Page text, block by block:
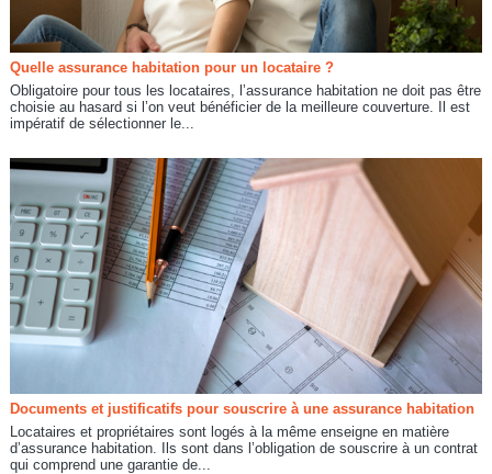
Quelle assurance habitation pour un locataire ?
Obligatoire pour tous les locataires, l’assurance habitation ne doit pas être
choisie au hasard si l’on veut bénéficier de la meilleure couverture. Il est
impératif de sélectionner le...
Documents et justificatifs pour souscrire à une assurance habitation
Locataires et propriétaires sont logés à la même enseigne en matière
d’assurance habitation. Ils sont dans l’obligation de souscrire à un contrat
qui comprend une garantie de...